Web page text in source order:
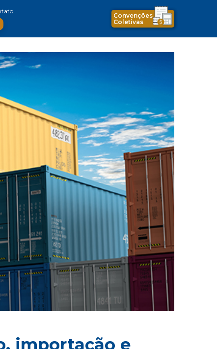
Convenções
Coletivas
importação e